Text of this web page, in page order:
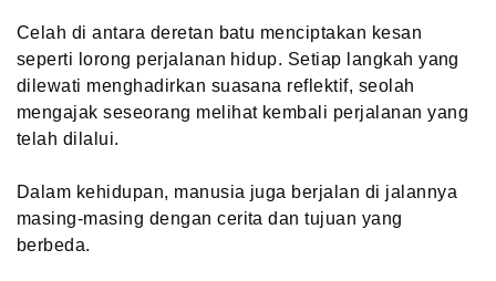
Celah di antara deretan batu menciptakan kesan
seperti lorong perjalanan hidup. Setiap langkah yang
dilewati menghadirkan suasana reflektif, seolah
mengajak seseorang melihat kembali perjalanan yang
telah dilalui.
Dalam kehidupan, manusia juga berjalan di jalannya
masing-masing dengan cerita dan tujuan yang
berbeda.